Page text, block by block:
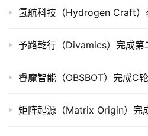
氢航科技（Hydrogen Craft）
予路乾行（Divamics）完成第
睿魔智能（OBSBOT）完成C
矩阵起源（Matrix Origin）完